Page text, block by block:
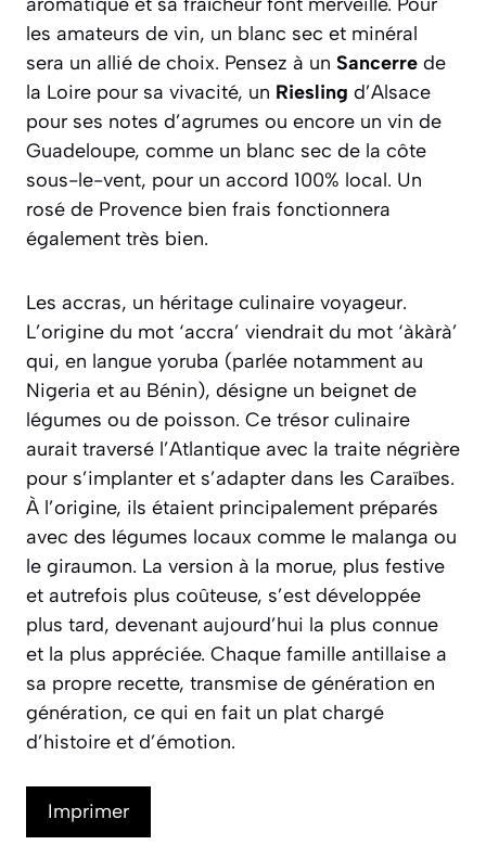
les amateurs de vin, un blanc sec et minéral
sera un allié de choix. Pensez à un Sancerre de
la Loire pour sa vivacité, un Riesling d’Alsace
pour ses notes d’agrumes ou encore un vin de
Guadeloupe, comme un blanc sec de la côte
sous-le-vent, pour un accord 100% local. Un
rosé de Provence bien frais fonctionnera
également très bien.
Les accras, un héritage culinaire voyageur.
L’origine du mot ‘accra’ viendrait du mot ‘àkàrà’
qui, en langue yoruba (parlée notamment au
Nigeria et au Bénin), désigne un beignet de
légumes ou de poisson. Ce trésor culinaire
aurait traversé l’Atlantique avec la traite négrière
pour s’implanter et s’adapter dans les Caraïbes.
À l’origine, ils étaient principalement préparés
avec des légumes locaux comme le malanga ou
le giraumon. La version à la morue, plus festive
et autrefois plus coûteuse, s’est développée
plus tard, devenant aujourd’hui la plus connue
et la plus appréciée. Chaque famille antillaise a
sa propre recette, transmise de génération en
génération, ce qui en fait un plat chargé
d’histoire et d’émotion.
Imprimer